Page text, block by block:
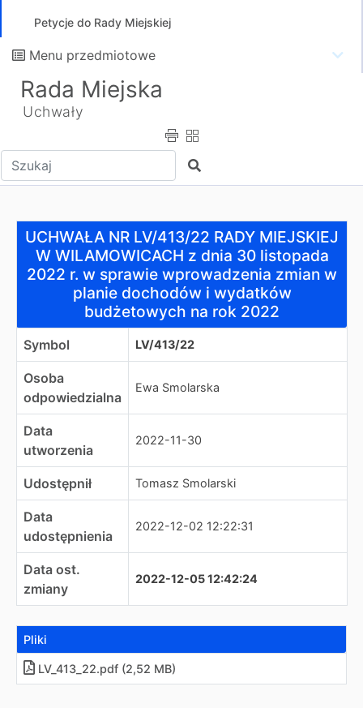
Petycje do Rady Miejskiej
Menu przedmiotowe
Rada Miejska
Uchwały
Wpisz tekst do wyszukania Szukaj
UCHWAŁA NR LV/413/22 RADY MIEJSKIEJ W
UCHWAŁA NR LV/413/22 RADY MIEJSKIEJ
W WILAMOWICACH z dnia 30 listopada
2022 r. w sprawie wprowadzenia zmian w
planie dochodów i wydatków
budżetowych na rok 2022
Symbol LV/413/22
Osoba
odpowiedzialna
Ewa Smolarska
Data
utworzenia
2022-11-30
Udostępnił Tomasz Smolarski
Data
udostępnienia
2022-12-02 12:22:31
Data ost.
zmiany
2022-12-05 12:42:24
Pliki
LV_413_22.pdf (2,52 MB)